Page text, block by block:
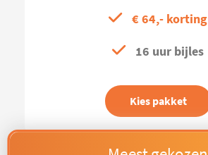
€ 64,- korting
16 uur bijles
Kies pakket